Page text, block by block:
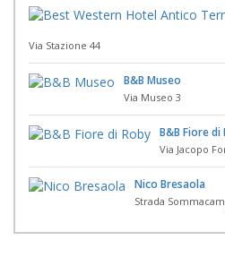
Via Stazione 44
B&B Museo
Via Museo 3
B&B Fiore di
Via Jacopo
Nico Bresaola
Strada